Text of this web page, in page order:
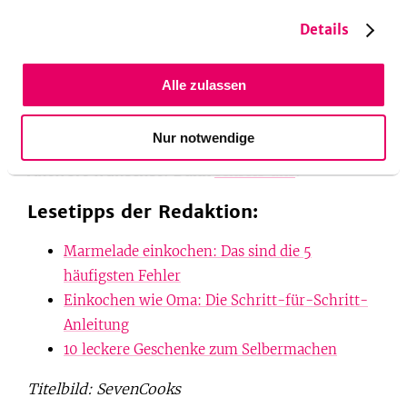
Details
Alle zulassen
Nur notwendige
deinem Essen steckt, verlasse dich nicht auf
auf der Verpackung an. Sie ist innerhalb der EU
für alle abgepackten Lebensmittel verpflichtend.
Hast du eine Frage, auf die du dir eine kurze
Antwort wünschst?Dannschreib uns!
Lesetipps der Redaktion:
Marmelade einkochen: Das sind die 5
häufigsten Fehler
Einkochen wie Oma: Die Schritt-für-Schritt-
Anleitung
10 leckere Geschenke zum Selbermachen
Titelbild: SevenCooks